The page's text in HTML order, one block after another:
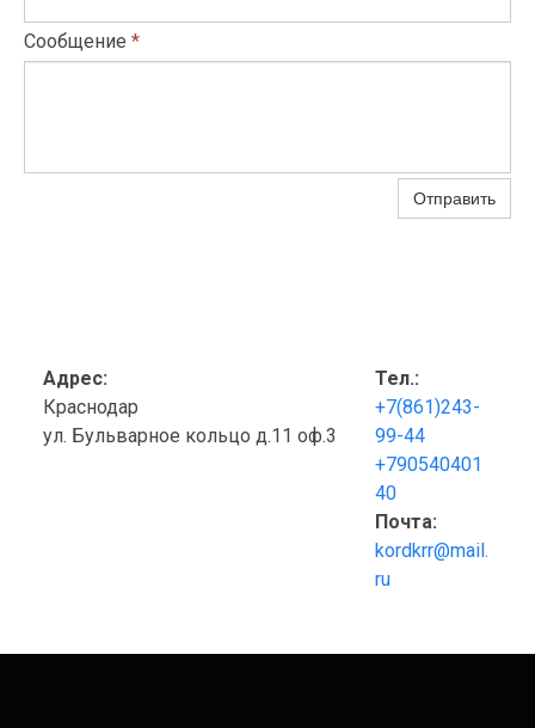
Сообщение *
Отправить
Адрес:
Краснодар
ул. Бульварное кольцо д.11 оф.3
Тел.:
+7(861)243-
99-44
+790540401
40
Почта:
kordkrr@mail.
ru